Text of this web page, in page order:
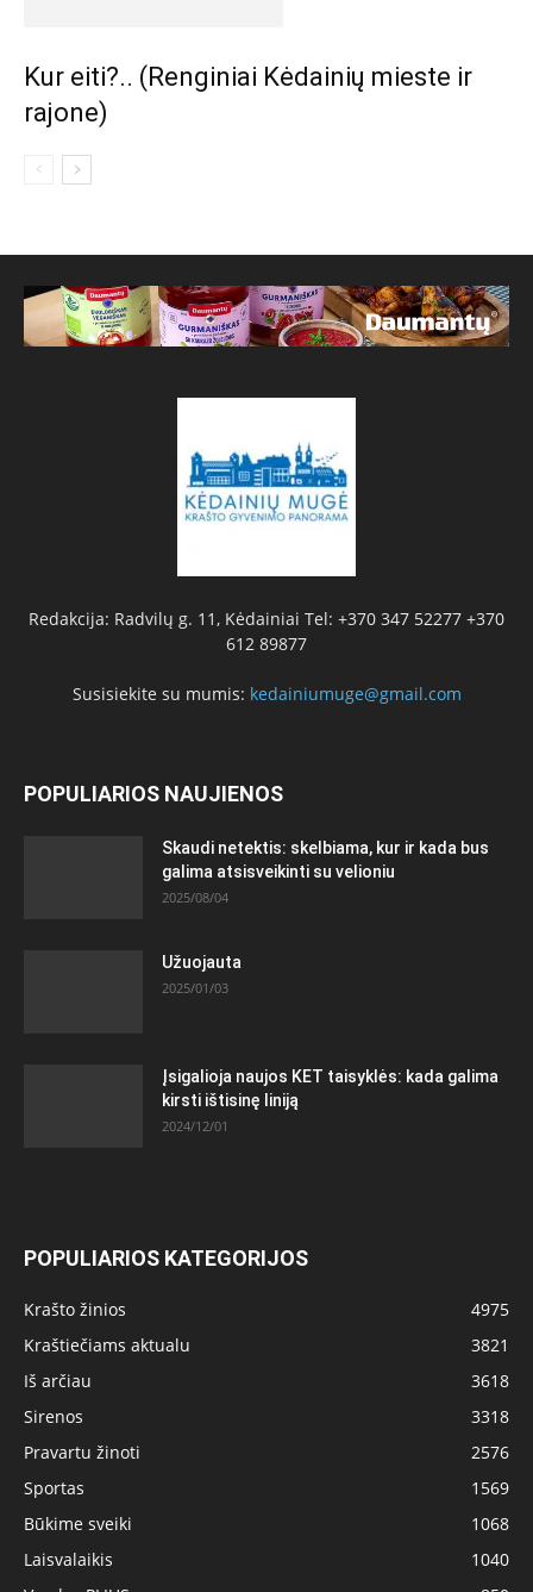
Kur eiti?.. (Renginiai Kėdainių mieste ir
rajone)
Redakcija: Radvilų g. 11, Kėdainiai Tel: +370 347 52277 +370
612 89877
Susisiekite su mumis: kedainiumuge@gmail.com
POPULIARIOS NAUJIENOS
Skaudi netektis: skelbiama, kur ir kada bus
galima atsisveikinti su velioniu
2025/08/04
Užuojauta
2025/01/03
Įsigalioja naujos KET taisyklės: kada galima
kirsti ištisinę liniją
2024/12/01
POPULIARIOS KATEGORIJOS
Krašto žinios
4975
Kraštiečiams aktualu
3821
Iš arčiau
3618
Sirenos
3318
Pravartu žinoti
2576
Sportas
1569
Būkime sveiki
1068
Laisvalaikis
1040